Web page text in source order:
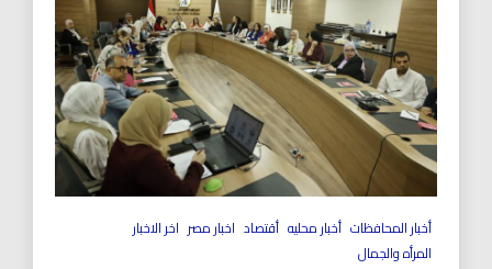
أخبار المحافظات أخبار محليه أقتصاد اخبار مصر اخر الاخبار
المرأه والجمال